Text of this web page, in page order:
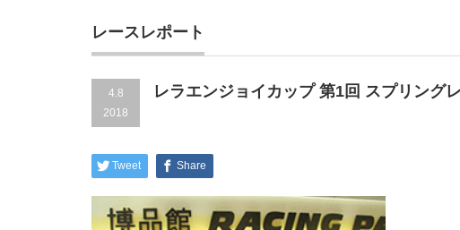
レースレポート
4.8
2018
レラエンジョイカップ 第1回 スプリング
Tweet Share